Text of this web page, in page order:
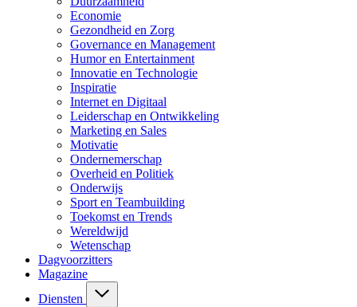
Economie
Gezondheid en Zorg
Governance en Management
Humor en Entertainment
Innovatie en Technologie
Inspiratie
Internet en Digitaal
Leiderschap en Ontwikkeling
Marketing en Sales
Motivatie
Ondernemerschap
Overheid en Politiek
Onderwijs
Sport en Teambuilding
Toekomst en Trends
Wereldwijd
Wetenschap
Dagvoorzitters
Magazine
Diensten